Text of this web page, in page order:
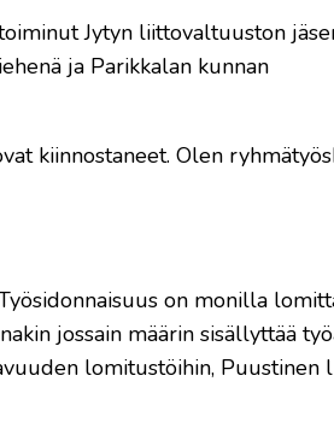
Jytyn liittovaltuuston
ja Parikkalan kunnan
kiinnostaneet. Olen
on monilla
jossain määrin sisällyttää
lomitustöihin, Puustinen